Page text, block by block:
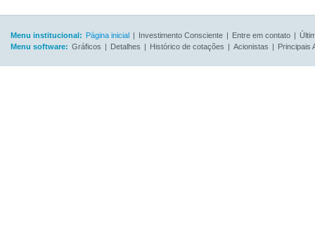
Menu institucional: Página inicial | Investimento Consciente | Entre em contato |
Menu software: Gráficos | Detalhes | Histórico de cotações | Acionistas | Principais